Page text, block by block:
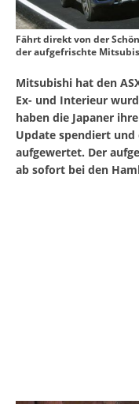
Fährt direkt von der
der aufgefrischte
Mitsubishi hat den
Ex- und Interieur
haben die Japaner
Update spendiert
aufgewertet. Der
ab sofort bei den